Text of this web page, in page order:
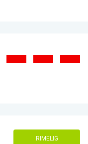
RIMELIG